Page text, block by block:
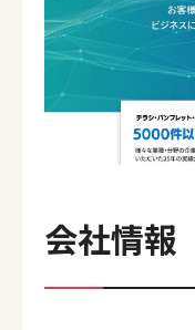
会社情報